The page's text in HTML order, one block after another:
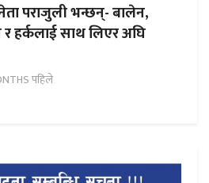
पराजुली भन्छन्- बालेन,
हर्कलाई साथ लिएर अघि
पहिले